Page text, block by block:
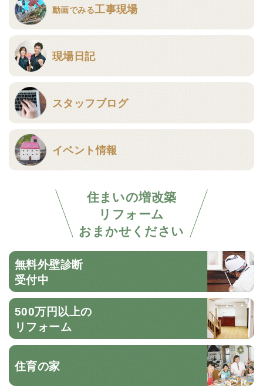
動画でみる工事現場
現場日記
スタッフブログ
イベント情報
住まいの増改築
リフォーム
おまかせください
無料外壁診断
受付中
500万円以上の
リフォーム
住育の家